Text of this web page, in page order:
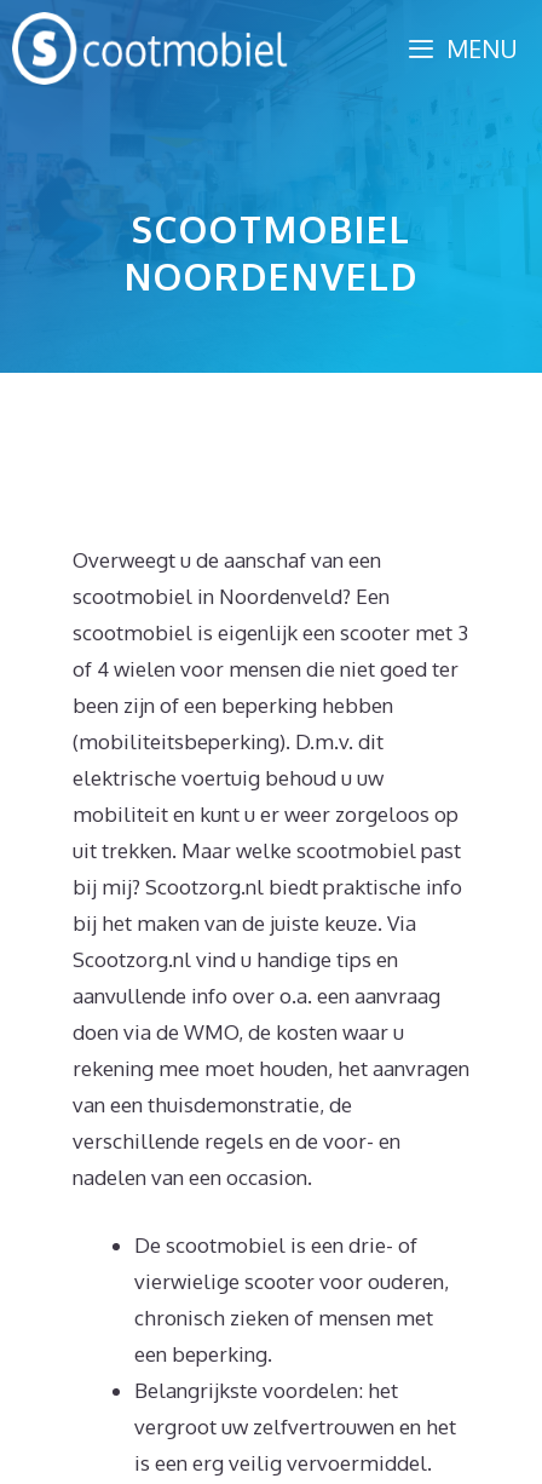
Spring
naar
inhoud
MENU
SCOOTMOBIEL
NOORDENVELD
Overweegt u de aanschaf van een
scootmobiel in Noordenveld? Een
scootmobiel is eigenlijk een scooter met 3
of 4 wielen voor mensen die niet goed ter
been zijn of een beperking hebben
(mobiliteitsbeperking). D.m.v. dit
elektrische voertuig behoud u uw
mobiliteit en kunt u er weer zorgeloos op
uit trekken. Maar welke scootmobiel past
bij mij? Scootzorg.nl biedt praktische info
bij het maken van de juiste keuze. Via
Scootzorg.nl vind u handige tips en
aanvullende info over o.a. een aanvraag
doen via de WMO, de kosten waar u
rekening mee moet houden, het aanvragen
van een thuisdemonstratie, de
verschillende regels en de voor- en
nadelen van een occasion.
De scootmobiel is een drie- of
vierwielige scooter voor ouderen,
chronisch zieken of mensen met
een beperking.
Belangrijkste voordelen: het
vergroot uw zelfvertrouwen en het
is een erg veilig vervoermiddel.